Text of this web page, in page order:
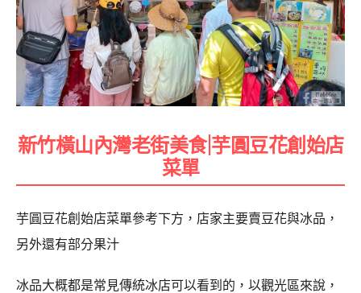
新竹橫山內灣老街美食|芋圓豆花創始店
菜單
芋圓豆花創始店菜單參考下方，店家主要賣豆花與冰品，
另外還有部分果汁
冰品大概都是常見傳統冰店可以看到的，以觀光區來說，